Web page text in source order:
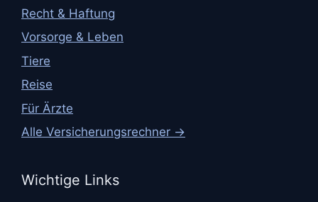
Recht & Haftung
Vorsorge & Leben
Tiere
Reise
Für Ärzte
Alle Versicherungsrechner →
Wichtige Links